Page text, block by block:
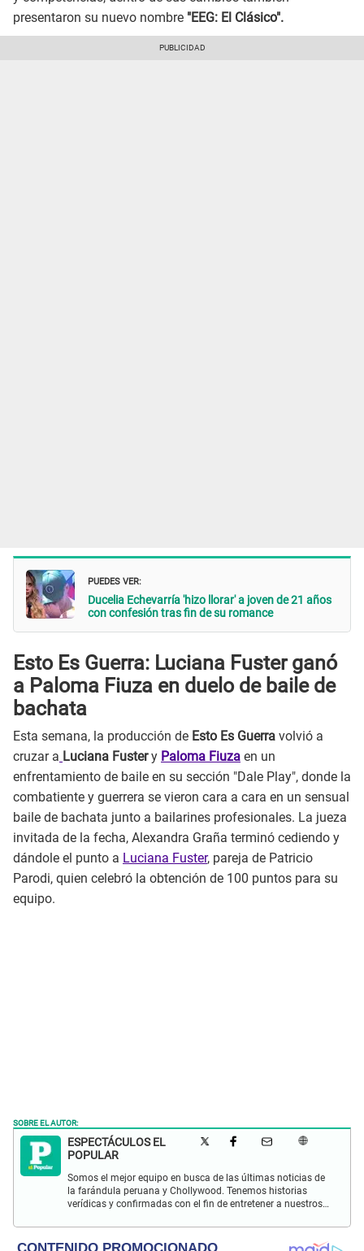
presentaron su nuevo nombre "EEG: El Clásico".
PUEDES VER:
Ducelia Echevarría 'hizo llorar' a joven de 21 años
con confesión tras fin de su romance
Esto Es Guerra: Luciana Fuster ganó
a Paloma Fiuza en duelo de baile de
bachata
Esta semana, la producción de Esto Es Guerra volvió a
cruzar a Luciana Fustery Paloma Fiuza en un
enfrentamiento de baile en su sección "Dale Play", donde la
combatiente y guerrera se vieron cara a cara en un sensual
baile de bachata junto a bailarines profesionales. La jueza
invitada de la fecha, Alexandra Graña terminó cediendo y
dándole el punto a Luciana Fuster, pareja de Patricio
Parodi, quien celebró la obtención de 100 puntos para su
equipo.
SOBRE EL AUTOR:
ESPECTÁCULOS EL
POPULAR
Somos el mejor equipo en busca de las últimas noticias de
la farándula peruana y Chollywood. Tenemos historias
verídicas y confirmadas con el fin de entretener a nuestros